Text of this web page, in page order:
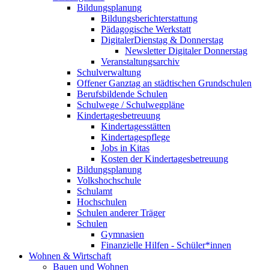
Bildungsplanung
Bildungsberichterstattung
Pädagogische Werkstatt
DigitalerDienstag & Donnerstag
Newsletter Digitaler Donnerstag
Veranstaltungsarchiv
Schulverwaltung
Offener Ganztag an städtischen Grundschulen
Berufsbildende Schulen
Schulwege / Schulwegpläne
Kindertagesbetreuung
Kindertagesstätten
Kindertagespflege
Jobs in Kitas
Kosten der Kindertagesbetreuung
Bildungsplanung
Volkshochschule
Schulamt
Hochschulen
Schulen anderer Träger
Schulen
Gymnasien
Finanzielle Hilfen - Schüler*innen
Wohnen & Wirtschaft
Bauen und Wohnen